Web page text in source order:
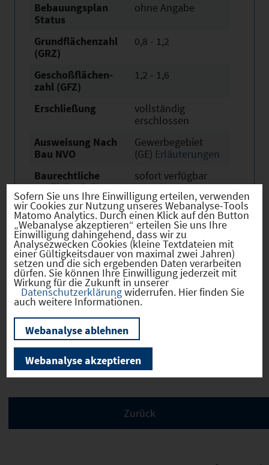
Bebauungsplan
Status
ohne Angabe
Grundflächen­zahl
(GRZ)
0,8 - 1,2
Geschoßflächen­
zahl (GFZ)
1,2 - 1,6
Erschließung
vollständig
erschlossen
Ausweisung Nach
Bau NVO
Gewerbegebiet
(GE) Erläuterungen
Baurechtliche
Verfügbarkeit
sofort verfügbar
Erwerb
sofort verfügbar
Eigentümer
öffentlich
Verkehr
Infrastruktur
Sofern Sie uns Ihre Einwilligung erteilen, verwenden
wir Cookies zur Nutzung unseres Webanalyse-Tools
Matomo Analytics. Durch einen Klick auf den Button
„Webanalyse akzeptieren“ erteilen Sie uns Ihre
Einwilligung dahingehend, dass wir zu
Analysezwecken Cookies (kleine Textdateien mit
einer Gültigkeitsdauer von maximal zwei Jahren)
setzen und die sich ergebenden Daten verarbeiten
dürfen. Sie können Ihre Einwilligung jederzeit mit
Wirkung für die Zukunft in unserer
Datenschutzerklärungwiderrufen. Hier finden Sie
auch weitere Informationen.
Webanalyse ablehnen
Webanalyse akzeptieren